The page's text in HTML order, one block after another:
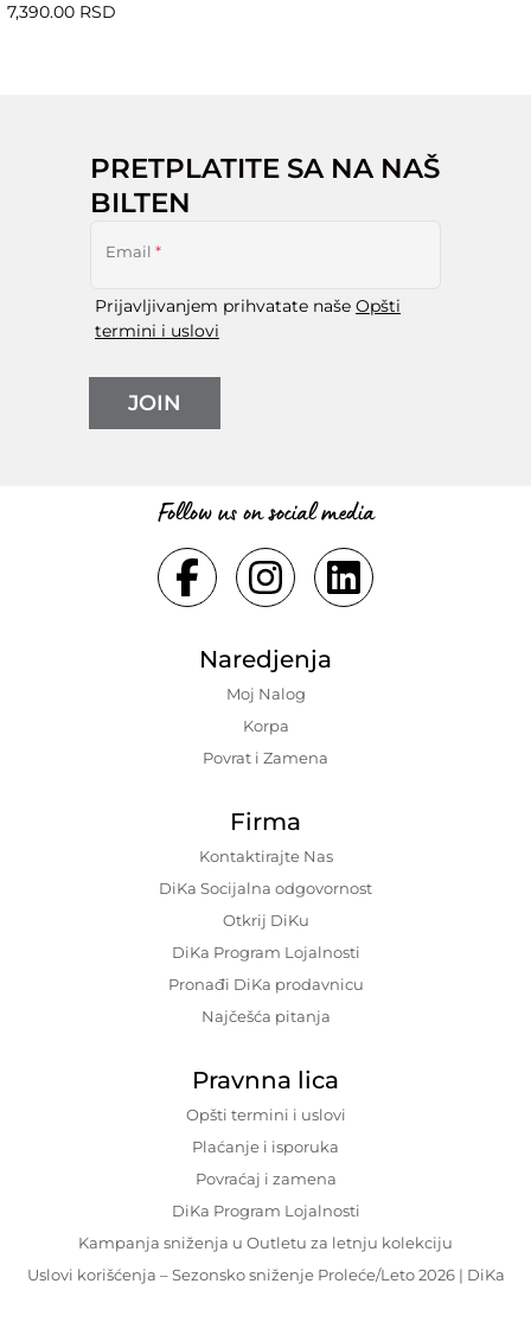
7,390.00 RSD
PRETPLATITE SA NA NAŠ
BILTEN
Email *
Prijavljivanjem prihvatate naše Opšti
termini i uslovi
JOIN
Follow us on social media
Naredjenja
Moj Nalog
Korpa
Povrat i Zamena
Firma
Kontaktirajte Nas
DiKa Socijalna odgovornost
Otkrij DiKu
DiKa Program Lojalnosti
Pronađi DiKa prodavnicu
Najčešća pitanja
Pravnna lica
Opšti termini i uslovi
Plaćanje i isporuka
Povraćaj i zamena
DiKa Program Lojalnosti
Kampanja sniženja u Outletu za letnju kolekciju
Uslovi korišćenja – Sezonsko sniženje Proleće/Leto 2026 | DiKa